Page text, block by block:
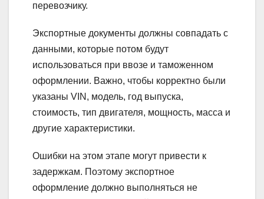
перевозчику.
Экспортные документы должны совпадать с
данными, которые потом будут
использоваться при ввозе и таможенном
оформлении. Важно, чтобы корректно были
указаны VIN, модель, год выпуска,
стоимость, тип двигателя, мощность, масса и
другие характеристики.
Ошибки на этом этапе могут привести к
задержкам. Поэтому экспортное
оформление должно выполняться не